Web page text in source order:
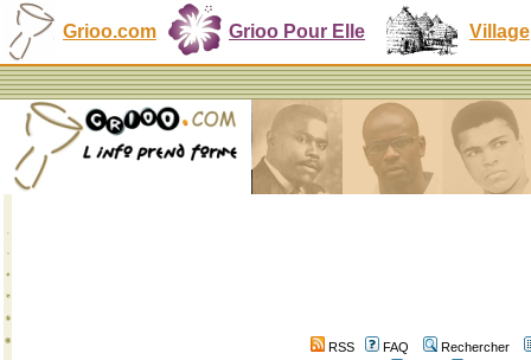
Grioo.com Grioo Pour Elle Village
RSS FAQ
Rechercher